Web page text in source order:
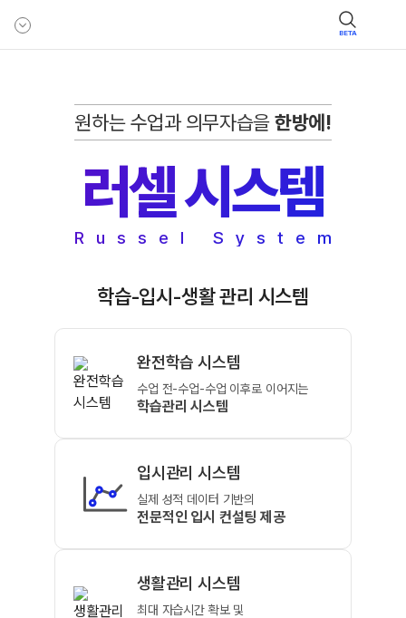
BETA
원하는 수업과 의무자습을한방에!
러셀 시스템
Russel System
학습-입시-생활 관리 시스템
완전학습 시스템
수업 전-수업-수업 이후로 이어지는
학습관리 시스템
입시관리 시스템
실제 성적 데이터 기반의
전문적인 입시 컨설팅 제공
생활관리 시스템
최대 자습시간 확보 및